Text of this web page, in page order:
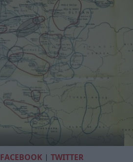
FACEBOOK |TWITTER